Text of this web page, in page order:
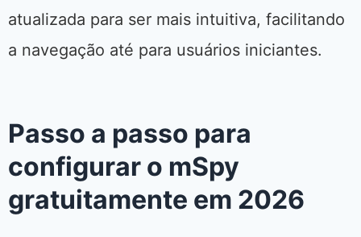
atualizada para ser mais intuitiva, facilitando
a navegação até para usuários iniciantes.
Passo a passo para
configurar o mSpy
gratuitamente em 2026